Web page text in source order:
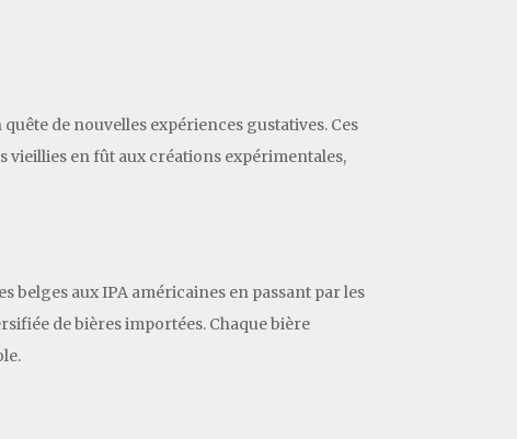
de nouvelles expériences gustatives. Ces
vieillies en fût aux créations expérimentales,
belges aux IPA américaines en passant par les
de bières importées. Chaque bière